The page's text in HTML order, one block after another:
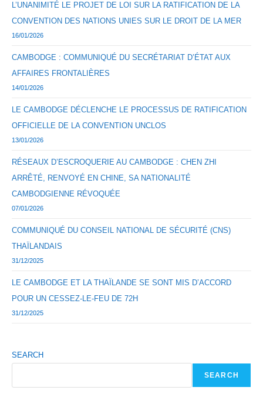
L’UNANIMITÉ LE PROJET DE LOI SUR LA RATIFICATION DE LA
CONVENTION DES NATIONS UNIES SUR LE DROIT DE LA MER
16/01/2026
CAMBODGE : COMMUNIQUÉ DU SECRÉTARIAT D’ÉTAT AUX
AFFAIRES FRONTALIÈRES
14/01/2026
LE CAMBODGE DÉCLENCHE LE PROCESSUS DE RATIFICATION
OFFICIELLE DE LA CONVENTION UNCLOS
13/01/2026
RÉSEAUX D’ESCROQUERIE AU CAMBODGE : CHEN ZHI
ARRÊTÉ, RENVOYÉ EN CHINE, SA NATIONALITÉ
CAMBODGIENNE RÉVOQUÉE
07/01/2026
COMMUNIQUÉ DU CONSEIL NATIONAL DE SÉCURITÉ (CNS)
THAÏLANDAIS
31/12/2025
LE CAMBODGE ET LA THAÏLANDE SE SONT MIS D’ACCORD
POUR UN CESSEZ-LE-FEU DE 72H
31/12/2025
SEARCH
SEARCH